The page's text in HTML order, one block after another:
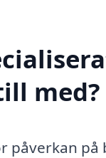
med?
påverkan på